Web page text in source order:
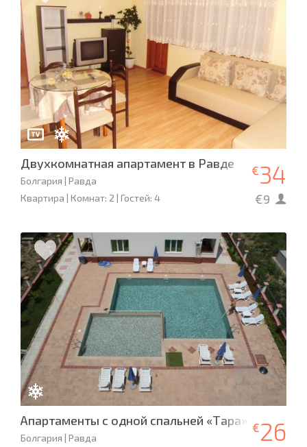
Двухкомнатная апартамент в Равде
Болгария | Равда
Квартира | Комнат: 2 | Гостей: 4
€34
€9
Апартаменты с одной спальней «Тара»
Болгария | Равда
€26